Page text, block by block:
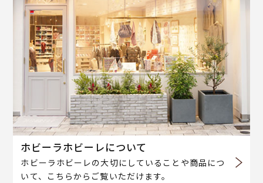
ホビーラホビーレについて
ホビーラホビーレの大切にしていることや商品につ
いて、こちらからご覧いただけます。